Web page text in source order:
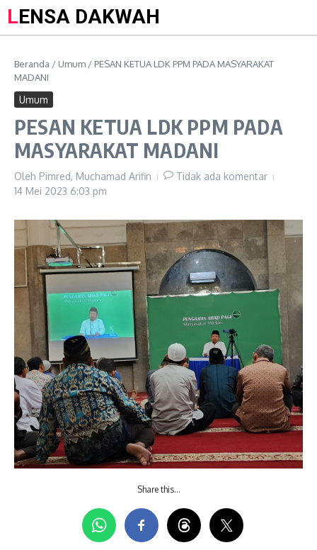
LENSA DAKWAH
Beranda / Umum / PESAN KETUA LDK PPM PADA MASYARAKAT
MADANI
Umum
PESAN KETUA LDK PPM PADA
MASYARAKAT MADANI
Oleh Pimred, Muchamad Arifin
Tidak ada komentar
14 Mei 2023 6:03 pm
Share this…